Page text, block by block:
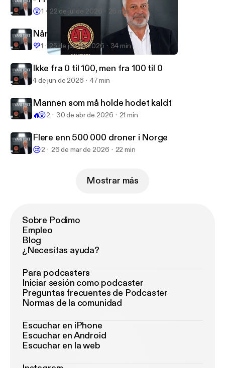
I varetekt - om politi og politikk
😲1 22 de jul de 2026 26 min
Når hatet tar overhånd
💜1 25 de jun de 2026 34 min
Ikke fra 0 til 100, men fra 100 til 0
4 de jun de 2026 47 min
Mannen som må holde hodet kaldt
🔥😲2 30 de abr de 2026 21 min
Flere enn 500 000 droner i Norge
😢2 26 de mar de 2026 22 min
Mostrar más
Sobre Podimo
Empleo
Blog
¿Necesitas ayuda?
Para podcasters
Iniciar sesión como podcaster
Preguntas frecuentes de Podcaster
Normas de la comunidad
Escuchar en iPhone
Escuchar en Android
Escuchar en la web